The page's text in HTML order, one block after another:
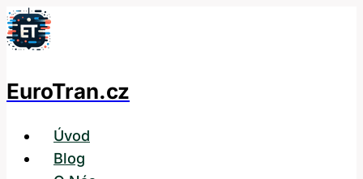
Přeskočit
na
EuroTran.cz
Úvod
Blog